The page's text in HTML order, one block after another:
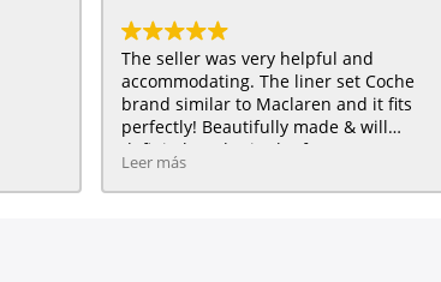
The seller was very helpful and
accommodating. The liner set Coche
brand similar to Maclaren and it fits
perfectly! Beautifully made & will
definitely order in the future :) a very
HAPPY customer for me & my daughter :)
Leer más